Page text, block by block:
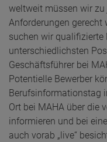
weltweit müssen wir
Anforderungen gerecht
suchen wir qualifizierte
unterschiedlichsten
Geschäftsführer bei
Potentielle Bewerber
Berufsinformationstag
Ort bei MAHA über die
informieren und bei
auch vorab „live“